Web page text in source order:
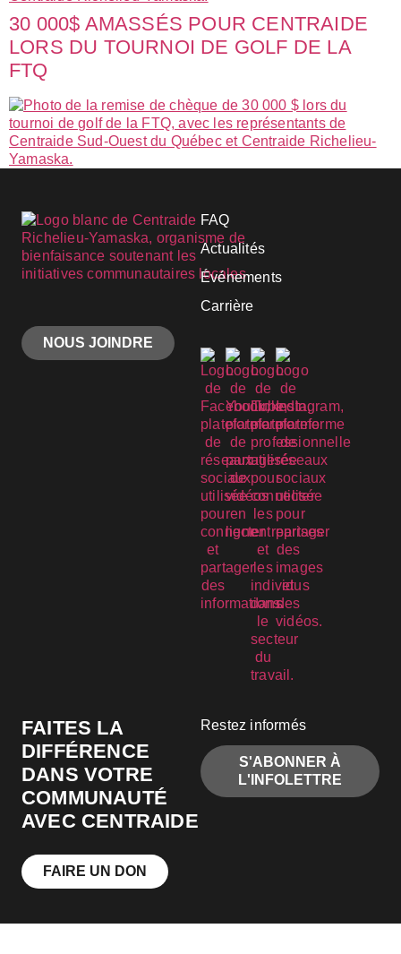
30 000$ AMASSÉS POUR CENTRAIDE
LORS DU TOURNOI DE GOLF DE LA
FTQ
NOUS JOINDRE
FAQ
Actualités
Événements
Carrière
FAITES LA
DIFFÉRENCE
DANS VOTRE
COMMUNAUTÉ
AVEC CENTRAIDE
FAIRE UN DON
Restez informés
S'ABONNER À
L'INFOLETTRE